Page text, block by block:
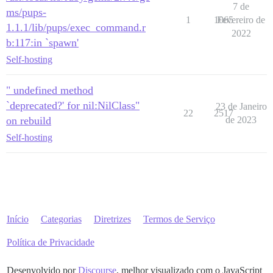
ms/pups-
1.1.1/lib/pups/exec_command.r
b:117:in `spawn'
Self-hosting
1 1065
7 de
Fevereiro de
2022
" undefined method
`deprecated?' for nil:NilClass"
on rebuild
Self-hosting
22 2517
23 de Janeiro
de 2023
Início Categorias Diretrizes Termos de Serviço
Política de Privacidade
Desenvolvido porDiscourse, melhor visualizado com o JavaScript